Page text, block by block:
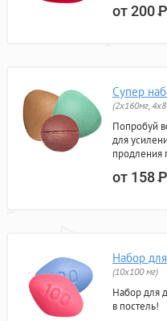
от 200Р
Супер
(2х160мг,
Попробуй
для
продления
от 158Р
Набор
(10х100 мг)
Набор для
в постель!